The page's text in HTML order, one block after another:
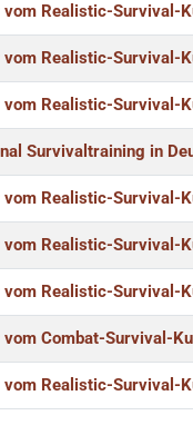
vom Realistic-Survival-
vom Realistic-Survival-
vom Realistic-Survival-
Survivaltraining in
vom Realistic-Survival-
vom Realistic-Survival-
vom Realistic-Survival-
vom Combat-Survival-
vom Realistic-Survival-